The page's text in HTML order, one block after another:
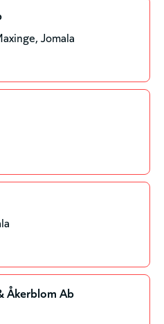
Jomala
Åkerblom Ab